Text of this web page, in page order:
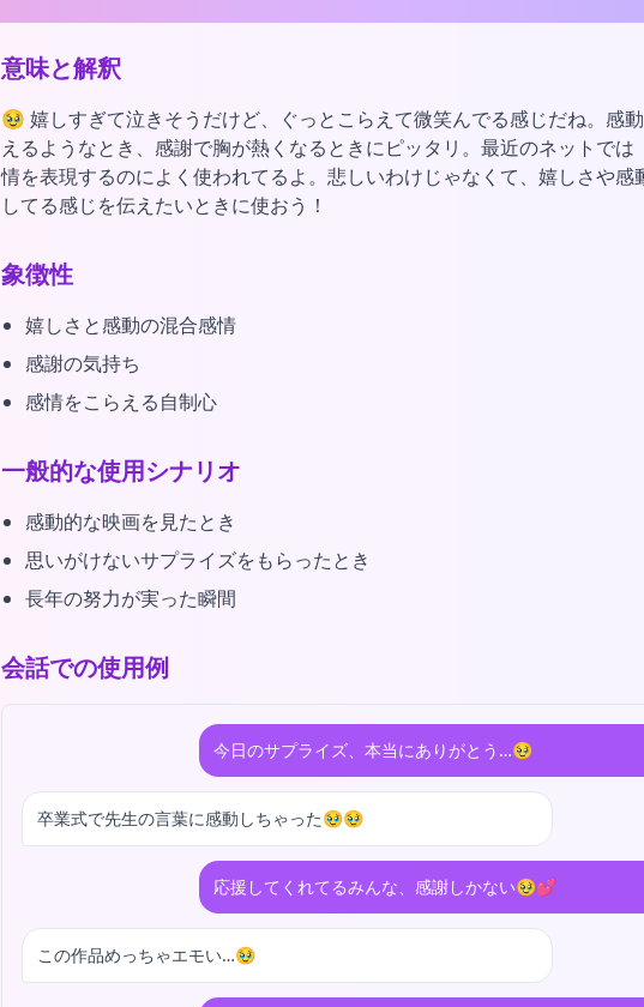
意味と解釈
🥹 嬉しすぎて泣きそうだけど、ぐっとこらえて微笑んでる感じだね。感
えるようなとき、感謝で胸が熱くなるときにピッタリ。最近のネットでは
情を表現するのによく使われてるよ。悲しいわけじゃなくて、嬉しさや感
してる感じを伝えたいときに使おう！
象徴性
嬉しさと感動の混合感情
感謝の気持ち
感情をこらえる自制心
一般的な使用シナリオ
感動的な映画を見たとき
思いがけないサプライズをもらったとき
長年の努力が実った瞬間
会話での使用例
今日のサプライズ、本当にありがとう…🥹
卒業式で先生の言葉に感動しちゃった🥹🥹
応援してくれてるみんな、感謝しかない🥹💕
この作品めっちゃエモい…🥹